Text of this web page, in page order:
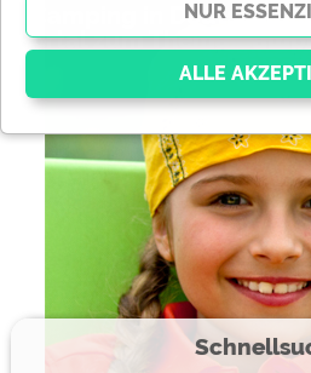
„Camping in
Portal zum Thema
Essenziell
Essenzielle Cookies ermöglichen
Funktionen und sind für die einwandfreie
Website dringend erforderlich. Ohne diese
werden Teile der Websitenicht